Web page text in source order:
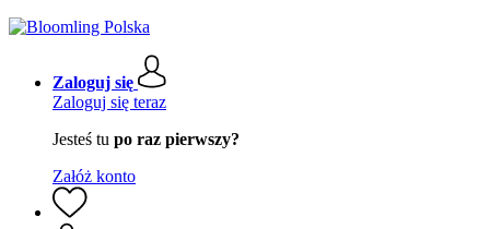
Zaloguj się
Zaloguj się teraz
Jesteś tu po raz pierwszy?
Załóż konto